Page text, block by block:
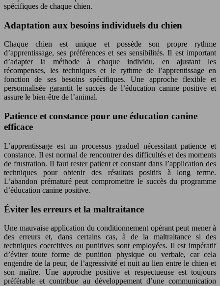
spécifiques de chaque chien.
Adaptation aux besoins individuels du chien
Chaque chien est unique et possède son propre rythme
d’apprentissage, ses préférences et ses sensibilités. Il est important
d’adapter la méthode à chaque individu, en ajustant les
récompenses, les techniques et le rythme de l’apprentissage en
fonction de ses besoins spécifiques. Une approche flexible et
personnalisée garantit le succès de l’éducation canine positive et
assure le bien-être de l’animal.
Patience et constance pour une éducation canine
efficace
L’apprentissage est un processus graduel nécessitant patience et
constance. Il est normal de rencontrer des difficultés et des moments
de frustration. Il faut rester patient et constant dans l’application des
techniques pour obtenir des résultats positifs à long terme.
L’abandon prématuré peut compromettre le succès du programme
d’éducation canine positive.
Éviter les erreurs et la maltraitance
Une mauvaise application du conditionnement opérant peut mener à
des erreurs et, dans certains cas, à de la maltraitance si des
techniques coercitives ou punitives sont employées. Il est impératif
d’éviter toute forme de punition physique ou verbale, car cela
engendre de la peur, de l’agressivité et nuit au lien entre le chien et
son maître. Une approche positive et respectueuse est toujours
préférable et contribue au développement d’une communication